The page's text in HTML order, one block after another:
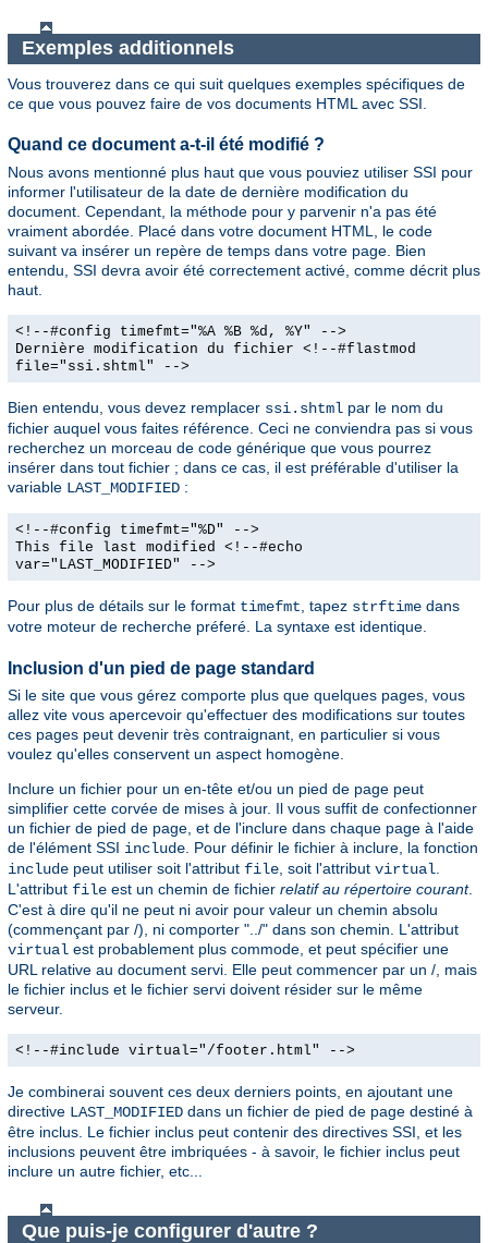
Exemples additionnels
Vous trouverez dans ce qui suit quelques exemples spécifiques de
ce que vous pouvez faire de vos documents HTML avec SSI.
Quand ce document a-t-il été modifié ?
Nous avons mentionné plus haut que vous pouviez utiliser SSI pour
informer l'utilisateur de la date de dernière modification du
document. Cependant, la méthode pour y parvenir n'a pas été
vraiment abordée. Placé dans votre document HTML, le code
suivant va insérer un repère de temps dans votre page. Bien
entendu, SSI devra avoir été correctement activé, comme décrit plus
haut.
<!--#config timefmt="%A %B %d, %Y" -->
Dernière modification du fichier <!--#flastmod
file="ssi.shtml" -->
Bien entendu, vous devez remplacer ssi.shtml par le nom du
fichier auquel vous faites référence. Ceci ne conviendra pas si vous
recherchez un morceau de code générique que vous pourrez
insérer dans tout fichier ; dans ce cas, il est préférable d'utiliser la
variable LAST_MODIFIED :
<!--#config timefmt="%D" -->
This file last modified <!--#echo
var="LAST_MODIFIED" -->
Pour plus de détails sur le format timefmt , tapez strftime dans
votre moteur de recherche préferé. La syntaxe est identique.
Inclusion d'un pied de page standard
Si le site que vous gérez comporte plus que quelques pages, vous
allez vite vous apercevoir qu'effectuer des modifications sur toutes
ces pages peut devenir très contraignant, en particulier si vous
voulez qu'elles conservent un aspect homogène.
Inclure un fichier pour un en-tête et/ou un pied de page peut
simplifier cette corvée de mises à jour. Il vous suffit de confectionner
un fichier de pied de page, et de l'inclure dans chaque page à l'aide
de l'élément SSI include . Pour définir le fichier à inclure, la fonction
include peut utiliser soit l'attribut file , soit l'attribut virtual
L'attribut file est un chemin de fichier relatif au répertoire courant.
C'est à dire qu'il ne peut ni avoir pour valeur un chemin absolu
(commençant par /), ni comporter "../" dans son chemin. L'attribut
virtual est probablement plus commode, et peut spécifier une
URL relative au document servi. Elle peut commencer par un /, mais
le fichier inclus et le fichier servi doivent résider sur le même
serveur.
<!--#include virtual="/footer.html" -->
Je combinerai souvent ces deux derniers points, en ajoutant une
directive LAST_MODIFIED dans un fichier de pied de page destiné à
être inclus. Le fichier inclus peut contenir des directives SSI, et les
inclusions peuvent être imbriquées - à savoir, le fichier inclus peut
inclure un autre fichier, etc...
Que puis-je configurer d'autre ?